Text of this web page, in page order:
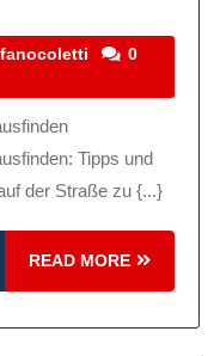
stefanocoletti
0
Tipps und
der Straße zu {...}
READ MORE
READ
MORE